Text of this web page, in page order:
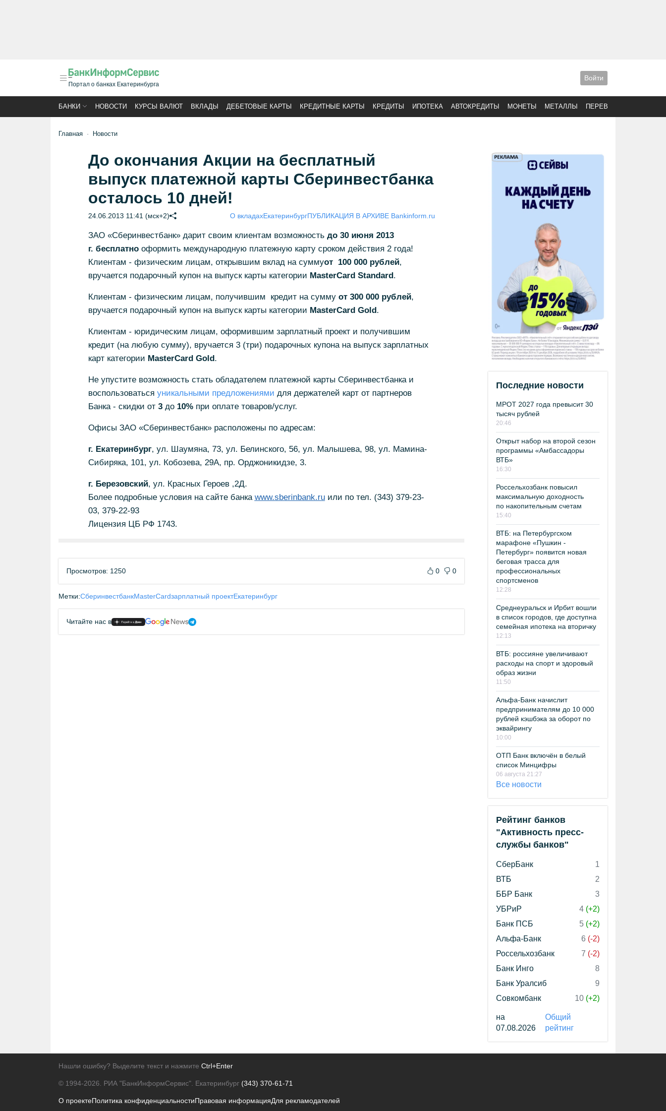
Портал о банках Екатеринбурга
Войти
БАНКИ НОВОСТИ КУРСЫ ВАЛЮТ ВКЛАДЫ ДЕБЕТОВЫЕ КАРТЫ КРЕДИТНЫЕ КАРТЫ КРЕДИТЫ ИПОТЕКА АВТОКРЕДИТЫ МОНЕТЫ МЕТАЛЛЫ ПЕРЕВОДЫ
Главная Новости
До окончания Акции на бесплатный
выпуск платежной карты Сберинвестбанка
осталось 10 дней!
24.06.2013 11:41 (мск+2) О вкладахЕкатеринбургПУБЛИКАЦИЯ В АРХИВЕ Bankinform.ru
ЗАО «Сберинвестбанк» дарит своим клиентам возможность до 30 июня 2013
г. бесплатнооформить международную платежную карту сроком действия 2 года!
Клиентам - физическим лицам, открывшим вклад на суммуот 100 000 рублей,
вручается подарочный купон на выпуск карты категории MasterCard Standard.
Клиентам - физическим лицам, получившим кредит на сумму от 300 000 рублей,
вручается подарочный купон на выпуск карты категории MasterCard Gold.
Клиентам - юридическим лицам, оформившим зарплатный проект и получившим
кредит (на любую сумму), вручается 3 (три) подарочных купона на выпуск зарплатных
карт категории MasterCard Gold.
Не упустите возможность стать обладателем платежной карты Сберинвестбанка и
воспользоваться уникальными предложениями для держателей карт от партнеров
Банка - скидки от 3 до 10%при оплате товаров/услуг.
Офисы ЗАО «Сберинвестбанк» расположены по адресам:
г. Екатеринбург, ул. Шаумяна, 73, ул. Белинского, 56, ул. Малышева, 98, ул. Мамина-
Сибиряка, 101, ул. Кобозева, 29А, пр. Орджоникидзе, 3.
г. Березовский, ул. Красных Героев ,2Д.
Более подробные условия на сайте банка www.sberinbank.ru или по тел. (343) 379-23-
03, 379-22-93
Лицензия ЦБ РФ 1743.
Просмотров: 1250 0 0
Метки:СберинвестбанкMasterCardзарплатный проектЕкатеринбург
Читайте нас в
Последние новости
МРОТ 2027 года превысит 30
тысяч рублей
20:46
Открыт набор на второй сезон
программы «Амбассадоры
ВТБ»
16:30
Россельхозбанк повысил
максимальную доходность
по накопительным счетам
15:40
ВТБ: на Петербургском
марафоне «Пушкин -
Петербург» появится новая
беговая трасса для
профессиональных
спортсменов
12:28
Среднеуральск и Ирбит вошли
в список городов, где доступна
семейная ипотека на вторичку
12:13
ВТБ: россияне увеличивают
расходы на спорт и здоровый
образ жизни
11:50
Альфа-Банк начислит
предпринимателям до 10 000
рублей кэшбэка за оборот по
эквайрингу
10:00
ОТП Банк включён в белый
список Минцифры
06 августа 21:27
Все новости
Рейтинг банков
"Активность пресс-
службы банков"
СберБанк
1
ВТБ
2
ББР Банк
3
УБРиР
4 (+2)
Банк ПСБ
5 (+2)
Альфа-Банк
6 (-2)
Россельхозбанк
7 (-2)
Банк Инго
8
Банк Уралсиб
9
Совкомбанк
10 (+2)
на
07.08.2026
Общий
рейтинг
Нашли ошибку? Выделите текст и нажмите Ctrl+Enter
© 1994-2026. РИА "БанкИнформСервис". Екатеринбург (343) 370-61-71
О проектеПолитика конфиденциальностиПравовая информацияДля рекламодателей